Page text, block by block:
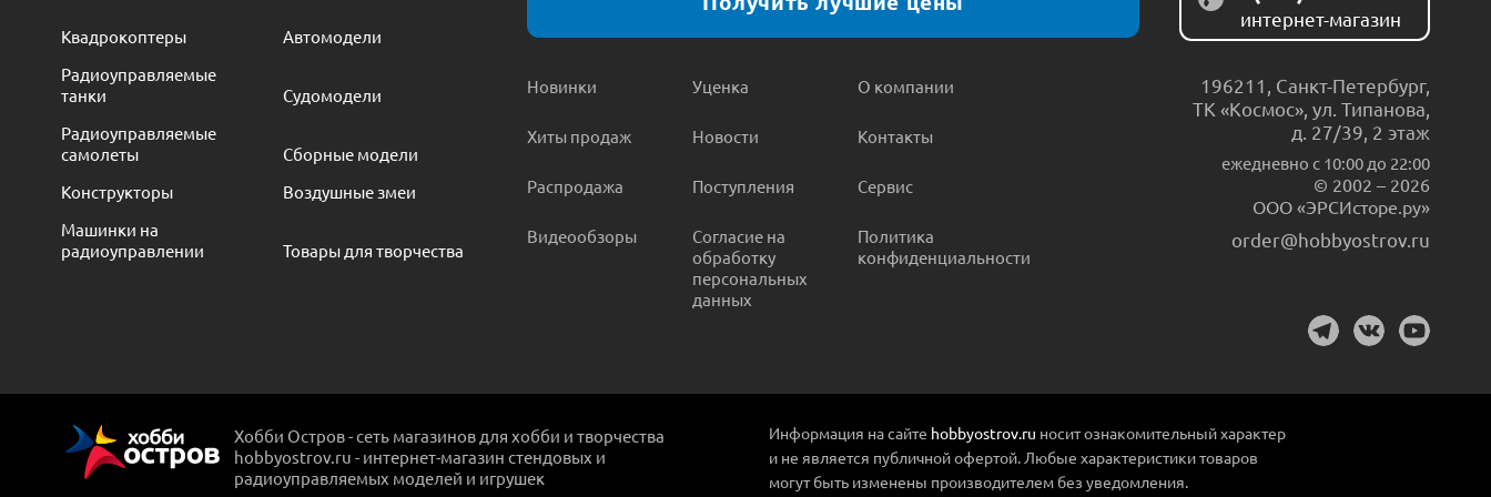
Квадрокоптеры
Автомодели
Радиоуправляемые
танки
Судомодели
Радиоуправляемые
самолеты
Сборные модели
Конструкторы
Воздушные змеи
Машинки на
радиоуправлении
Товары для творчества
Новинки
Хиты продаж
Распродажа
Видеообзоры
Уценка
Новости
Поступления
Согласие на
обработку
персональных
данных
О компании
Контакты
Сервис
Политика
конфиденциальности
интернет-магазин
196211 Санкт-Петербург,
ТК «Космос», ул. Типанова,
д. 27/39, 2 этаж
ежедневно c 10:00 до 22:00
© 2002 – 2026
ООО «ЭРСИсторе.ру»
order@hobbyostrov.ru
Хобби Остров - сеть магазинов для хобби и творчества
hobbyostrov.ru - интернет-магазин стендовых и
радиоуправляемых моделей и игрушек
Информация на сайте hobbyostrov.ru носит ознакомительный характер
и не является публичной офертой. Любые характеристики товаров
могут быть изменены производителем без уведомления.